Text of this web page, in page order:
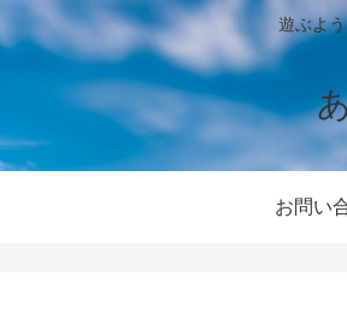
遊ぶよ
お問い